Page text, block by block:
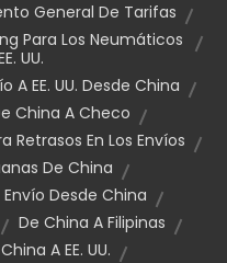
General De Tarifas
Para Los Neumáticos
UU.
A EE. UU. Desde China
China A Checo
Retrasos En Los Envíos
De China
Envío Desde China
De China A Filipinas
A EE. UU.